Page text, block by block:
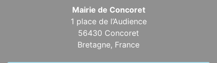
Mairie de Concoret
1 place de l’Audience
56430 Concoret
Bretagne, France